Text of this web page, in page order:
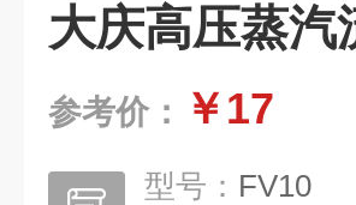
大庆高压蒸
参考价： ￥17
型号： FV10